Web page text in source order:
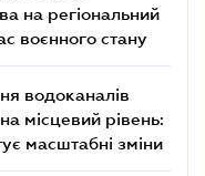
на регіональний
воєнного стану
водоканалів
місцевий рівень:
масштабні зміни